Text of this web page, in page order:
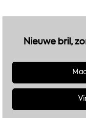
Nieuwe bril,